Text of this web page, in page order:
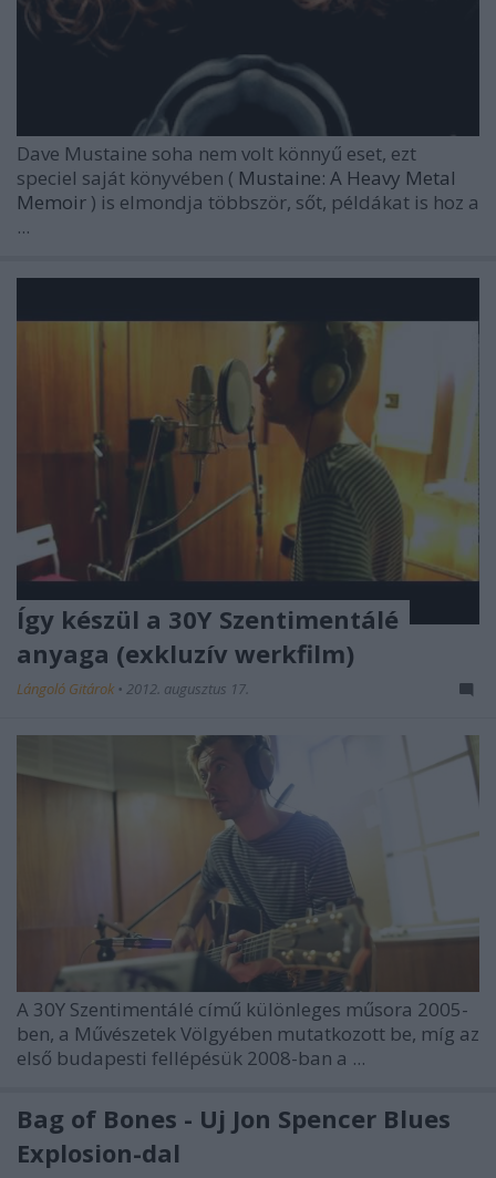
Dave Mustaine soha nem volt könnyű eset, ezt
speciel saját könyvében ( Mustaine: A Heavy Metal
Memoir ) is elmondja többször, sőt, példákat is hoz a
...
Így készül a 30Y Szentimentálé
anyaga (exkluzív werkfilm)
Lángoló Gitárok • 2012. augusztus 17.
A 30Y Szentimentálé című különleges műsora 2005-
ben, a Művészetek Völgyében mutatkozott be, míg az
első budapesti fellépésük 2008-ban a ...
Bag of Bones - Új Jon Spencer Blues
Explosion-dal